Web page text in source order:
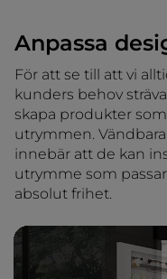
Anpassa
För att se till att vi
kunders behov
skapa produkter
utrymmen.
innebär att de kan
utrymme som
absolut frihet.